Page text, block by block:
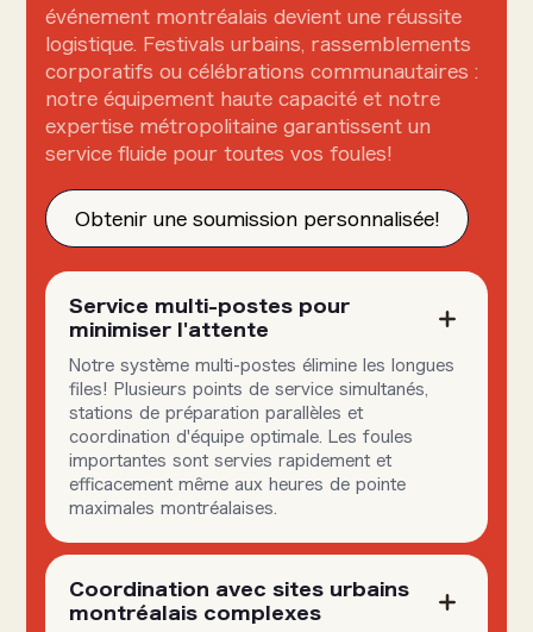
événement montréalais devient une réussite
logistique. Festivals urbains, rassemblements
corporatifs ou célébrations communautaires :
notre équipement haute capacité et notre
expertise métropolitaine garantissent un
service fluide pour toutes vos foules!
Obtenir une soumission personnalisée!
Service multi-postes pour
minimiser l'attente
Notre système multi-postes élimine les longues
files! Plusieurs points de service simultanés,
stations de préparation parallèles et
coordination d'équipe optimale. Les foules
importantes sont servies rapidement et
efficacement même aux heures de pointe
maximales montréalaises.
Coordination avec sites urbains
montréalais complexes